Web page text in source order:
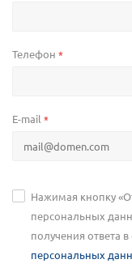
Телефон *
E-mail *
Нажимая кнопку
персональных
получения ответа в
персональных